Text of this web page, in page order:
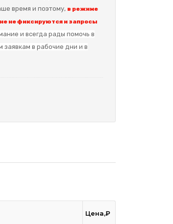
время и поэтому, в режиме
не фиксируются и запросы
и всегда рады помочь в
в рабочие дни и в
Цена,₽